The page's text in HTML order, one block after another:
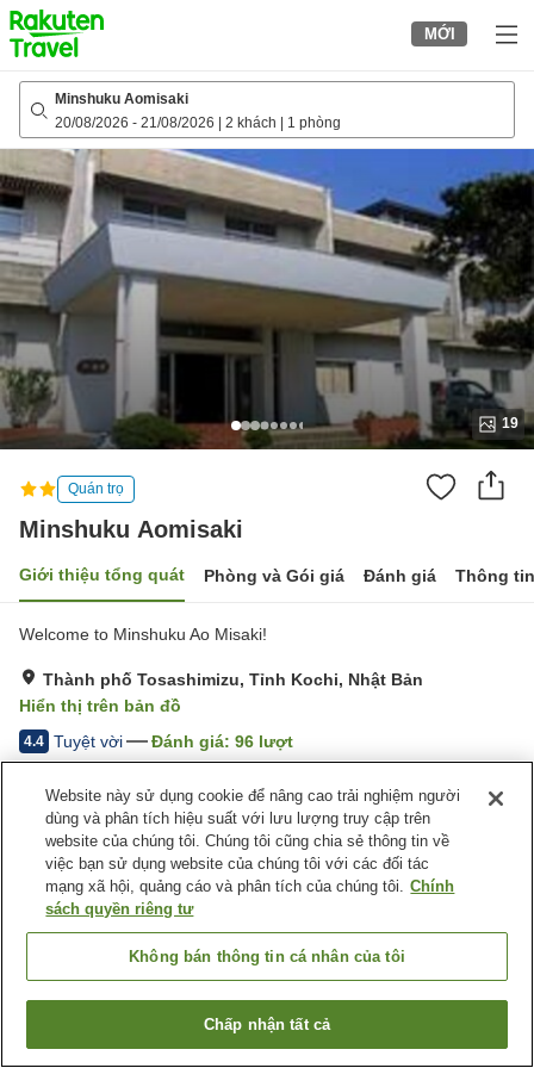
to
top
page
MỚI
Minshuku Aomisaki
20/08/2026 - 21/08/2026 2 khách 1 phòng
19
Quán trọ
Minshuku Aomisaki
Giới thiệu tổng quát Phòng và Gói giá Đánh giá Thông
Welcome to Minshuku Ao Misaki!
Thành phố Tosashimizu, Tỉnh Kochi, Nhật Bản
Hiển thị trên bản đồ
4.4 Tuyệt vời Đánh giá: 96 lượt
Tiện nghi chỗ nghỉ
Bãi đỗ xe
Máy bán hàng tự động
Giặt ủi có phí
Nhà Tắm Công Cộng
Trang chủ Nhật Bản Tỉnh Kochi
Thành phố Tosashimizu
Minshuku Aomisaki
Tìm phòng trống
Website này sử dụng cookie để nâng cao trải nghiệm người
dùng và phân tích hiệu suất với lưu lượng truy cập trên
website của chúng tôi. Chúng tôi cũng chia sẻ thông tin về
việc bạn sử dụng website của chúng tôi với các đối tác
mạng xã hội, quảng cáo và phân tích của chúng tôi. Chính
sách quyền riêng tư
Không bán thông tin cá nhân của tôi
Chấp nhận tất cả